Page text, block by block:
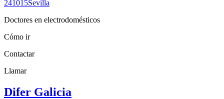
241015Sevilla
Doctores en electrodomésticos
Cómo ir
Contactar
Llamar
Difer Galicia